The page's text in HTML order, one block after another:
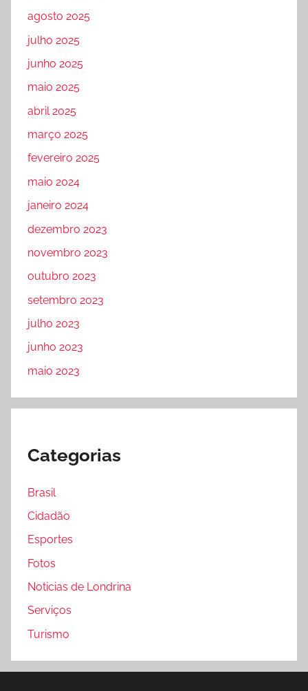
agosto 2025
julho 2025
junho 2025
maio 2025
abril 2025
março 2025
fevereiro 2025
maio 2024
janeiro 2024
dezembro 2023
novembro 2023
outubro 2023
setembro 2023
julho 2023
junho 2023
maio 2023
Categorias
Brasil
Cidadão
Esportes
Fotos
Noticias de Londrina
Serviços
Turismo